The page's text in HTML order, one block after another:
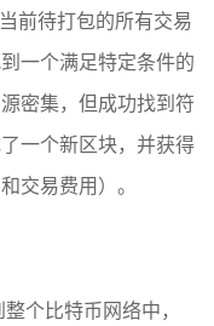
前待打包的所有交易
一个满足特定条件的
密集，但成功找到符
一个新区块，并获得
交易费用）。
个比特币网络中，